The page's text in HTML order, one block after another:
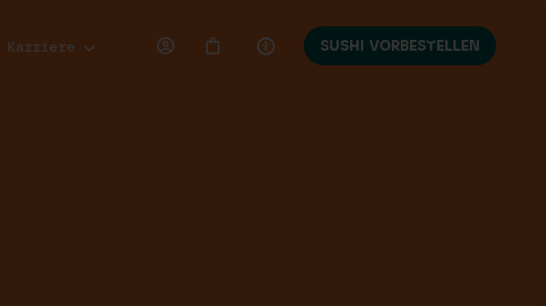
Karriere SUSHI VORBESTELLEN